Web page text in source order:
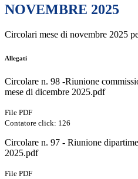
NOVEMBRE 2025
Circolari mese di novembre 2025
Allegati
Circolare n. 98 -Riunione
mese di dicembre 2025.pdf
File PDF
Contatore click: 126
Circolare n. 97 - Riunione
2025.pdf
File PDF